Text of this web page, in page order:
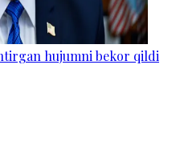
hujumni bekor qildi